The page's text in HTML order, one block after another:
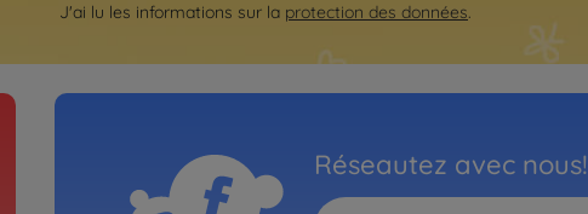
J'ai lu les informations sur la protection des données.
Réseautez avec nous!